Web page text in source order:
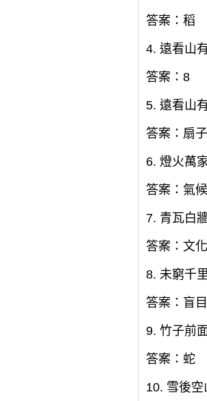
答案：稻
4. 遠看山
答案：8
5. 遠看山
答案：扇子
6. 燈火萬
答案：氣候
7. 青瓦白
答案：文化
8. 未窮千
答案：盲
9. 竹子前
答案：蛇
10. 雪後